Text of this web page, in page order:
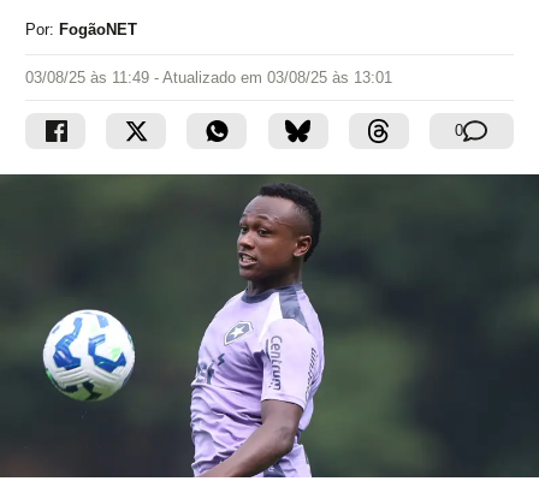
Por: FogãoNET
03/08/25 às 11:49 - Atualizado em 03/08/25 às 13:01
0